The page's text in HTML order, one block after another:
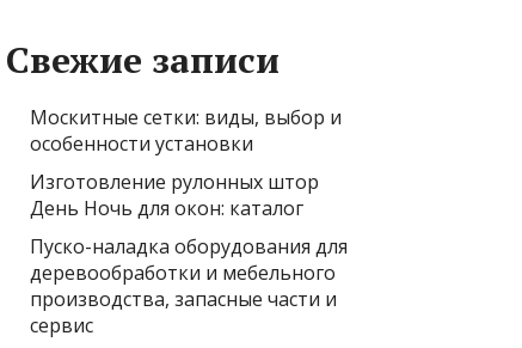
Свежие записи
Москитные сетки: виды, выбор и
особенности установки
Изготовление рулонных штор
День Ночь для окон: каталог
Пуско-наладка оборудования для
деревообработки и мебельного
производства, запасные части и
сервис